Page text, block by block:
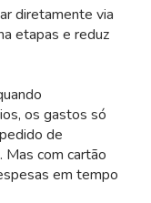
diretamente via
etapas e reduz
os gastos só
de
com cartão
em tempo